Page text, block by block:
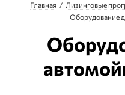
Главная Лизинговые
Оборудование